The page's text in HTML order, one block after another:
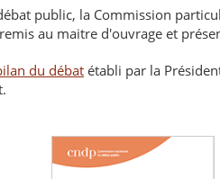
public, la Commission
au maitre d'ouvrage et
du débat établi par la